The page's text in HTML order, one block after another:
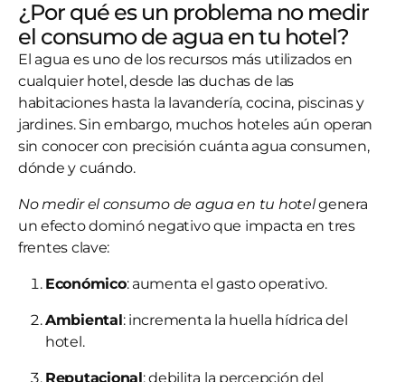
¿Por qué es un problema no medir
el consumo de agua en tu hotel?
El agua es uno de los recursos más utilizados en
cualquier hotel, desde las duchas de las
habitaciones hasta la lavandería, cocina, piscinas y
jardines. Sin embargo, muchos hoteles aún operan
sin conocer con precisión cuánta agua consumen,
dónde y cuándo.
No medir el consumo de agua en tu hotelgenera
un efecto dominó negativo que impacta en tres
frentes clave:
Económico: aumenta el gasto operativo.
Ambiental: incrementa la huella hídrica del
hotel.
Reputacional: debilita la percepción del